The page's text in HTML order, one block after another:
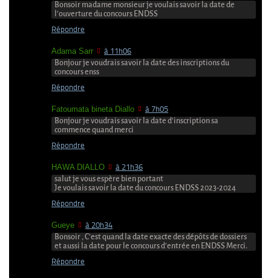
Bonsoir madame monsieur je voulais savoir la date de
l’ouverture du concours ENDSS
Répondre
Adama Sarr à 11h06
Bonjour je voudrais savoir la date des inscriptions du
concours enss
Répondre
Fatoumata bineta Diallo à 7h05
Bonjour je voudrais savoir la date d’inscription sa
commence quand merci
Répondre
HAWA DIALLO à 21h36
salut je vous espère bien portant
Je voulais savoir la date du concours ENDSS 2023-2024
Répondre
Gueye à 20h34
Bonsoir , C’est quand la date exacte des dépôts de dossiers
et aussi la date pour le concours d’entrée en ENDSS Merci.
Répondre